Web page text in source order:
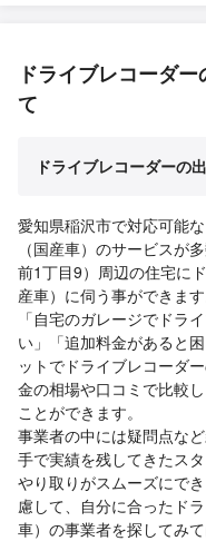
ドライブレコーダ
て
ドライブレコーダーの
愛知県稲沢市で対応可能
（国産車）のサービスが
前1丁目9）周辺の住宅に
産車）に伺う事ができます
「自宅のガレージでドラ
い」「追加料金があると
ットでドライブレコーダ
金の相場や口コミで比較
ことができます。
事業者の中には疑問点な
手で実績を残してきたス
やり取りがスムーズにで
慮して、自分に合ったド
車）の事業者を探してみて